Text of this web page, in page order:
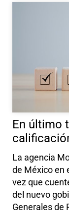
En último
La agencia
de México en
vez que
del nuevo
Generales de